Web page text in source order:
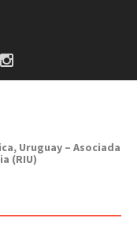
Uruguay – Asociada
(RIU)